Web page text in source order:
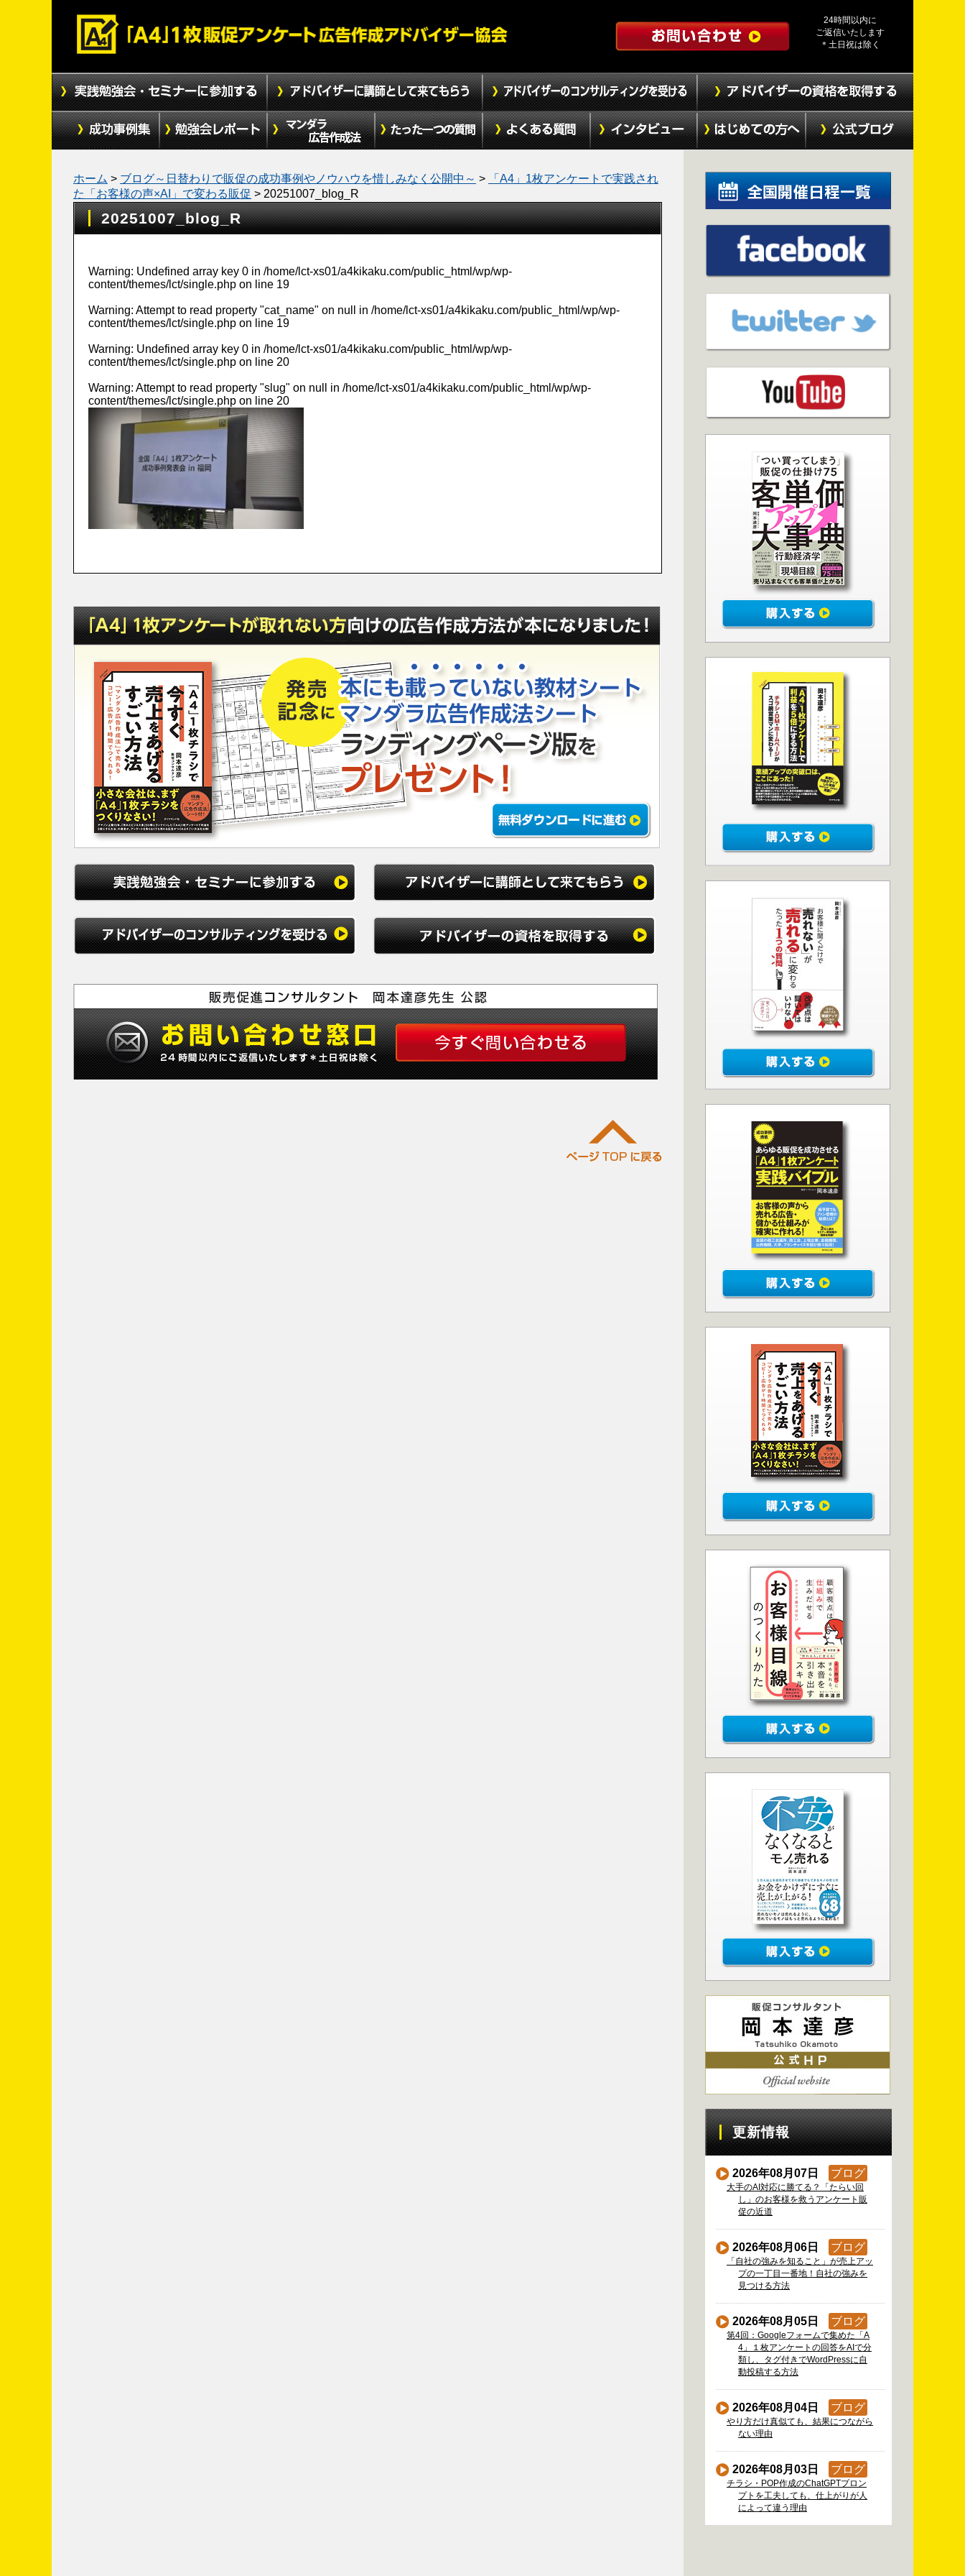
24時間以内に
ご返信いたします
＊土日祝は除く
ホーム > ブログ～日替わりで販促の成功事例やノウハウを惜しみなく公開中～ >
「A4」1枚アンケートで実践され
た「お客様の声×AI」で変わる販促 > 20251007_blog_R
20251007_blog_R
Warning: Undefined array key 0 in /home/lct-xs01/a4kikaku.com/public_html/wp/wp-
content/themes/lct/single.php on line 19
Warning: Attempt to read property "cat_name" on null in /home/lct-xs01/a4kikaku.com/public_html/wp/wp-
content/themes/lct/single.php on line 19
Warning: Undefined array key 0 in /home/lct-xs01/a4kikaku.com/public_html/wp/wp-
content/themes/lct/single.php on line 20
Warning: Attempt to read property "slug" on null in /home/lct-xs01/a4kikaku.com/public_html/wp/wp-
content/themes/lct/single.php on line 20
更新情報
2026年08月07日 ブログ
大手のAI対応に勝てる？「たらい回
し」のお客様を救うアンケート販
促の近道
2026年08月06日 ブログ
「自社の強みを知ること」が売上アッ
プの一丁目一番地！自社の強みを
見つける方法
2026年08月05日 ブログ
第4回：Googleフォームで集めた「A
4」１枚アンケートの回答をAIで分
類し、タグ付きでWordPressに自
動投稿する方法
2026年08月04日 ブログ
やり方だけ真似ても、結果につながら
ない理由
2026年08月03日 ブログ
チラシ・POP作成のChatGPTプロン
プトを工夫しても、仕上がりが人
によって違う理由